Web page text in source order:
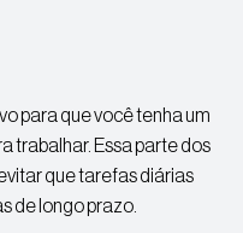
para que você tenha um
trabalhar. Essa parte dos
que tarefas diárias
de longo prazo.